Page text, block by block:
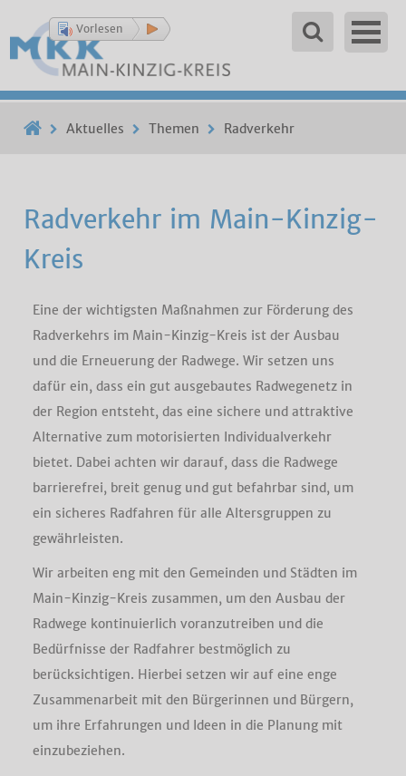
Vorlesen
Aktuelles Themen Radverkehr
Radverkehr im Main-Kinzig-
Kreis
Eine der wichtigsten Maßnahmen zur Förderung des
Radverkehrs im Main-Kinzig-Kreis ist der Ausbau
und die Erneuerung der Radwege. Wir setzen uns
dafür ein, dass ein gut ausgebautes Radwegenetz in
der Region entsteht, das eine sichere und attraktive
Alternative zum motorisierten Individualverkehr
bietet. Dabei achten wir darauf, dass die Radwege
barrierefrei, breit genug und gut befahrbar sind, um
ein sicheres Radfahren für alle Altersgruppen zu
gewährleisten.
Wir arbeiten eng mit den Gemeinden und Städten im
Main-Kinzig-Kreis zusammen, um den Ausbau der
Radwege kontinuierlich voranzutreiben und die
Bedürfnisse der Radfahrer bestmöglich zu
berücksichtigen. Hierbei setzen wir auf eine enge
Zusammenarbeit mit den Bürgerinnen und Bürgern,
um ihre Erfahrungen und Ideen in die Planung mit
einzubeziehen.